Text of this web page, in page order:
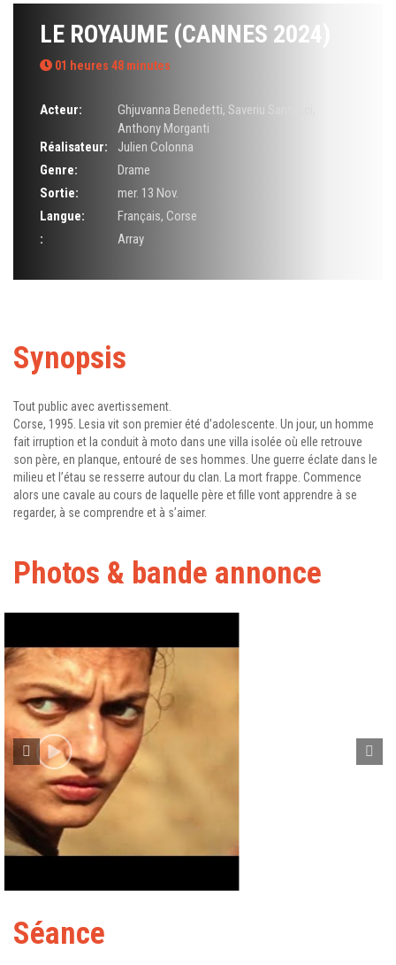
LE ROYAUME (CANNES 2024)
01 heures 48 minutes
Acteur: Ghjuvanna Benedetti, Saveriu Santucci
Anthony Morganti
Réalisateur:
Julien Colonna
Genre:
Drame
Sortie:
mer. 13 Nov.
Langue:
Français, Corse
:
Array
Synopsis
Tout public avec avertissement.
Corse, 1995. Lesia vit son premier été d’adolescente. Un jour, un homme
fait irruption et la conduit à moto dans une villa isolée où elle retrouve
son père, en planque, entouré de ses hommes. Une guerre éclate dans le
milieu et l’étau se resserre autour du clan. La mort frappe. Commence
alors une cavale au cours de laquelle père et fille vont apprendre à se
regarder, à se comprendre et à s’aimer.
Photos & bande annonce
Séance